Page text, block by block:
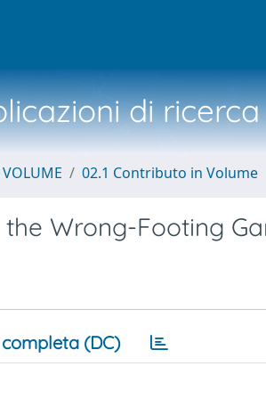
di
02.1 Contributo in Volume
Wrong-Footing
(DC)